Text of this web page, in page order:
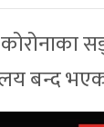
बन्द